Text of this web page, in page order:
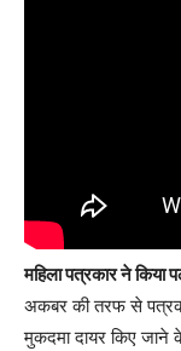
महिला पत्रकार ने किया
अकबर की तरफ से
मुकदमा दायर किए